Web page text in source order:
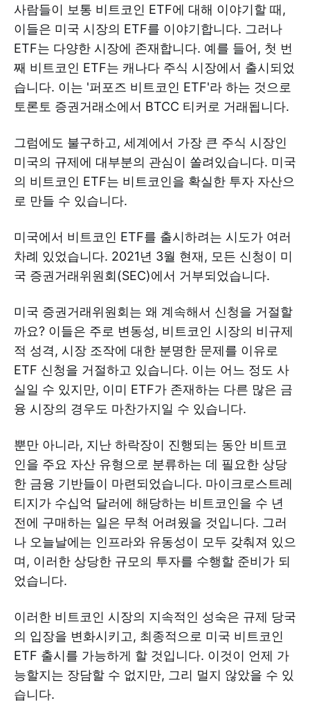
사람들이 보통 비트코인 ETF에 대해 이야기할 때,
이들은 미국 시장의 ETF를 이야기합니다. 그러나
ETF는 다양한 시장에 존재합니다. 예를 들어, 첫 번
째 비트코인 ETF는 캐나다 주식 시장에서 출시되었
습니다. 이는 '퍼포즈 비트코인 ETF'라 하는 것으로
토론토 증권거래소에서 BTCC 티커로 거래됩니다.
그럼에도 불구하고, 세계에서 가장 큰 주식 시장인
미국의 규제에 대부분의 관심이 쏠려있습니다. 미국
의 비트코인 ETF는 비트코인을 확실한 투자 자산으
로 만들 수 있습니다.
미국에서 비트코인 ETF를 출시하려는 시도가 여러
차례 있었습니다. 2021년 3월 현재, 모든 신청이 미
국 증권거래위원회(SEC)에서 거부되었습니다.
미국 증권거래위원회는 왜 계속해서 신청을 거절할
까요? 이들은 주로 변동성, 비트코인 시장의 비규제
적 성격, 시장 조작에 대한 분명한 문제를 이유로
ETF 신청을 거절하고 있습니다. 이는 어느 정도 사
실일 수 있지만, 이미 ETF가 존재하는 다른 많은 금
융 시장의 경우도 마찬가지일 수 있습니다.
뿐만 아니라, 지난 하락장이 진행되는 동안 비트코
인을 주요 자산 유형으로 분류하는 데 필요한 상당
한 금융 기반들이 마련되었습니다. 마이크로스트레
티지가 수십억 달러에 해당하는 비트코인을 수 년
전에 구매하는 일은 무척 어려웠을 것입니다. 그러
나 오늘날에는 인프라와 유동성이 모두 갖춰져 있으
며, 이러한 상당한 규모의 투자를 수행할 준비가 되
었습니다.
이러한 비트코인 시장의 지속적인 성숙은 규제 당국
의 입장을 변화시키고, 최종적으로 미국 비트코인
ETF 출시를 가능하게 할 것입니다. 이것이 언제 가
능할지는 장담할 수 없지만, 그리 멀지 않았을 수 있
습니다.